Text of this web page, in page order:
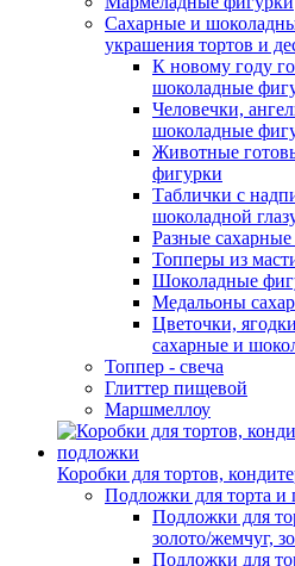
Сахарные и
украшения тортов и
К новому году
шоколадные
Человечки,
шоколадные
Животные
фигурки
Таблички с
шоколадной
Разные
Топперы из
Шоколадные
Медальоны
Цветочки,
сахарные и
Топпер - свеча
Глиттер пищевой
Маршмеллоу
Коробки для тортов,
Подложки для торта
Подложки для
золото/жемчуг,
Подложки для